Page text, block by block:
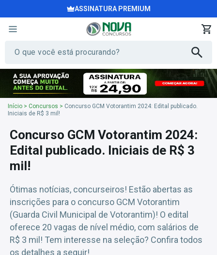
ASSINATURA PREMIUM
Início > Concursos > Concurso GCM Votorantim 2024: Edital publicado.
Iniciais de R$ 3 mil!
Concurso GCM Votorantim 2024:
Edital publicado. Iniciais de R$ 3
mil!
Ótimas notícias, concurseiros! Estão abertas as
inscrições para o concurso GCM Votorantim
(Guarda Civil Municipal de Votorantim)! O edital
oferece 20 vagas de nível médio, com salários de
R$ 3 mil! Tem interesse na seleção? Confira todos
os detalhes a seguir!